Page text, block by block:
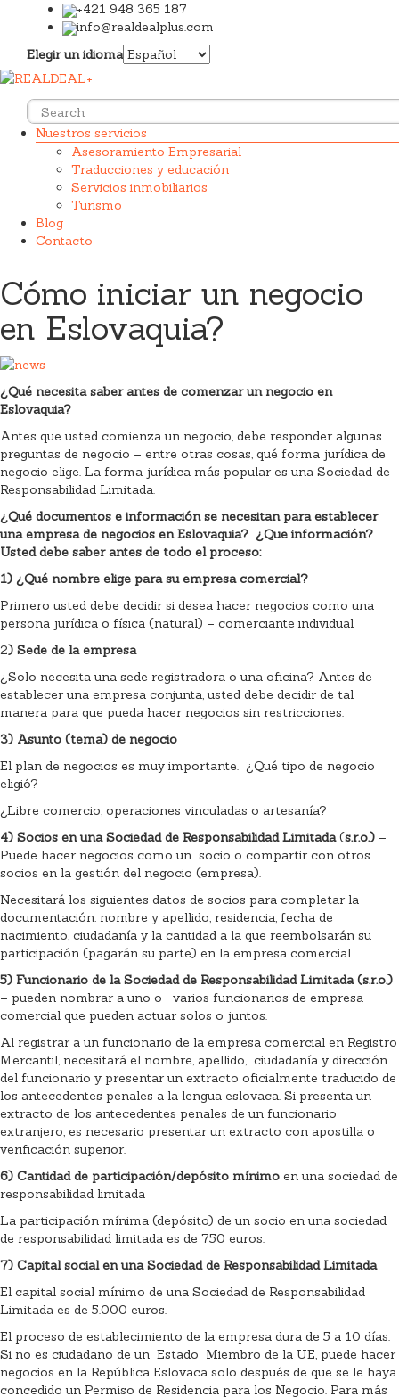
+421 948 365 187
info@realdealplus.com
Elegir un idioma
Nuestros servicios
Asesoramiento Empresarial
Traducciones y educación
Servicios inmobiliarios
Turismo
Blog
Contacto
Cómo iniciar un negocio
en Eslovaquia?
¿Qué necesita saber antes de comenzar un negocio en
Eslovaquia?
Antes que usted comienza un negocio, debe responder algunas
preguntas de negocio – entre otras cosas, qué forma jurídica de
negocio elige. La forma jurídica más popular es una Sociedad de
Responsabilidad Limitada.
¿Qué documentos e información se necesitan para establecer
una empresa de negocios en Eslovaquia? ¿Que información?
Usted debe saber antes de todo el proceso:
1) ¿Qué nombre elige para su empresa comercial?
Primero usted debe decidir si desea hacer negocios como una
persona jurídica o física (natural) – comerciante individual
2) Sede de la empresa
¿Solo necesita una sede registradora o una oficina? Antes de
establecer una empresa conjunta, usted debe decidir de tal
manera para que pueda hacer negocios sin restricciones.
3) Asunto (tema) de negocio
El plan de negocios es muy importante. ¿Qué tipo de negocio
eligió?
¿Libre comercio, operaciones vinculadas o artesanía?
4) Socios en una Sociedad de Responsabilidad Limitada(s.r.o.) –
Puede hacer negocios como un socio o compartir con otros
socios en la gestión del negocio (empresa).
Necesitará los siguientes datos de socios para completar la
documentación: nombre y apellido, residencia, fecha de
nacimiento, ciudadanía y la cantidad a la que reembolsarán su
participación (pagarán su parte) en la empresa comercial.
5) Funcionario de la Sociedad de Responsabilidad Limitada (s.r.o.)
– pueden nombrar a uno o varios funcionarios de empresa
comercial que pueden actuar solos o juntos.
Al registrar a un funcionario de la empresa comercial en Registro
Mercantil, necesitará el nombre, apellido, ciudadanía y dirección
del funcionario y presentar un extracto oficialmente traducido de
los antecedentes penales a la lengua eslovaca. Si presenta un
extracto de los antecedentes penales de un funcionario
extranjero, es necesario presentar un extracto con apostilla o
verificación superior.
6) Cantidad de participación/depósito mínimo en una sociedad de
responsabilidad limitada
La participación mínima (depósito) de un socio en una sociedad
de responsabilidad limitada es de 750 euros.
7) Capital social en una Sociedad de Responsabilidad Limitada
El capital social mínimo de una Sociedad de Responsabilidad
Limitada es de 5.000 euros.
El proceso de establecimiento de la empresa dura de 5 a 10 días.
Si no es ciudadano de un Estado Miembro de la UE, puede hacer
negocios en la República Eslovaca solo después de que se le haya
concedido un Permiso de Residencia para los Negocio. Para más